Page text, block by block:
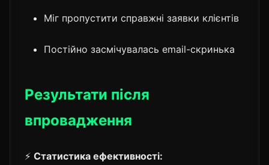
Міг пропустити справжні заявки клієнтів
Постійно засмічувалась email-скринька
Результати після
впровадження
⚡ Статистика ефективності: